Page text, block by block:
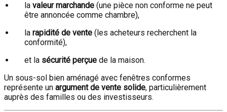
la valeur marchande (une pièce non conforme ne peut
être annoncée comme chambre),
la rapidité de vente (les acheteurs recherchent la
conformité),
et la sécurité perçue de la maison.
Un sous-sol bien aménagé avec fenêtres conformes
représente un argument de vente solide, particulièrement
auprès des familles ou des investisseurs.